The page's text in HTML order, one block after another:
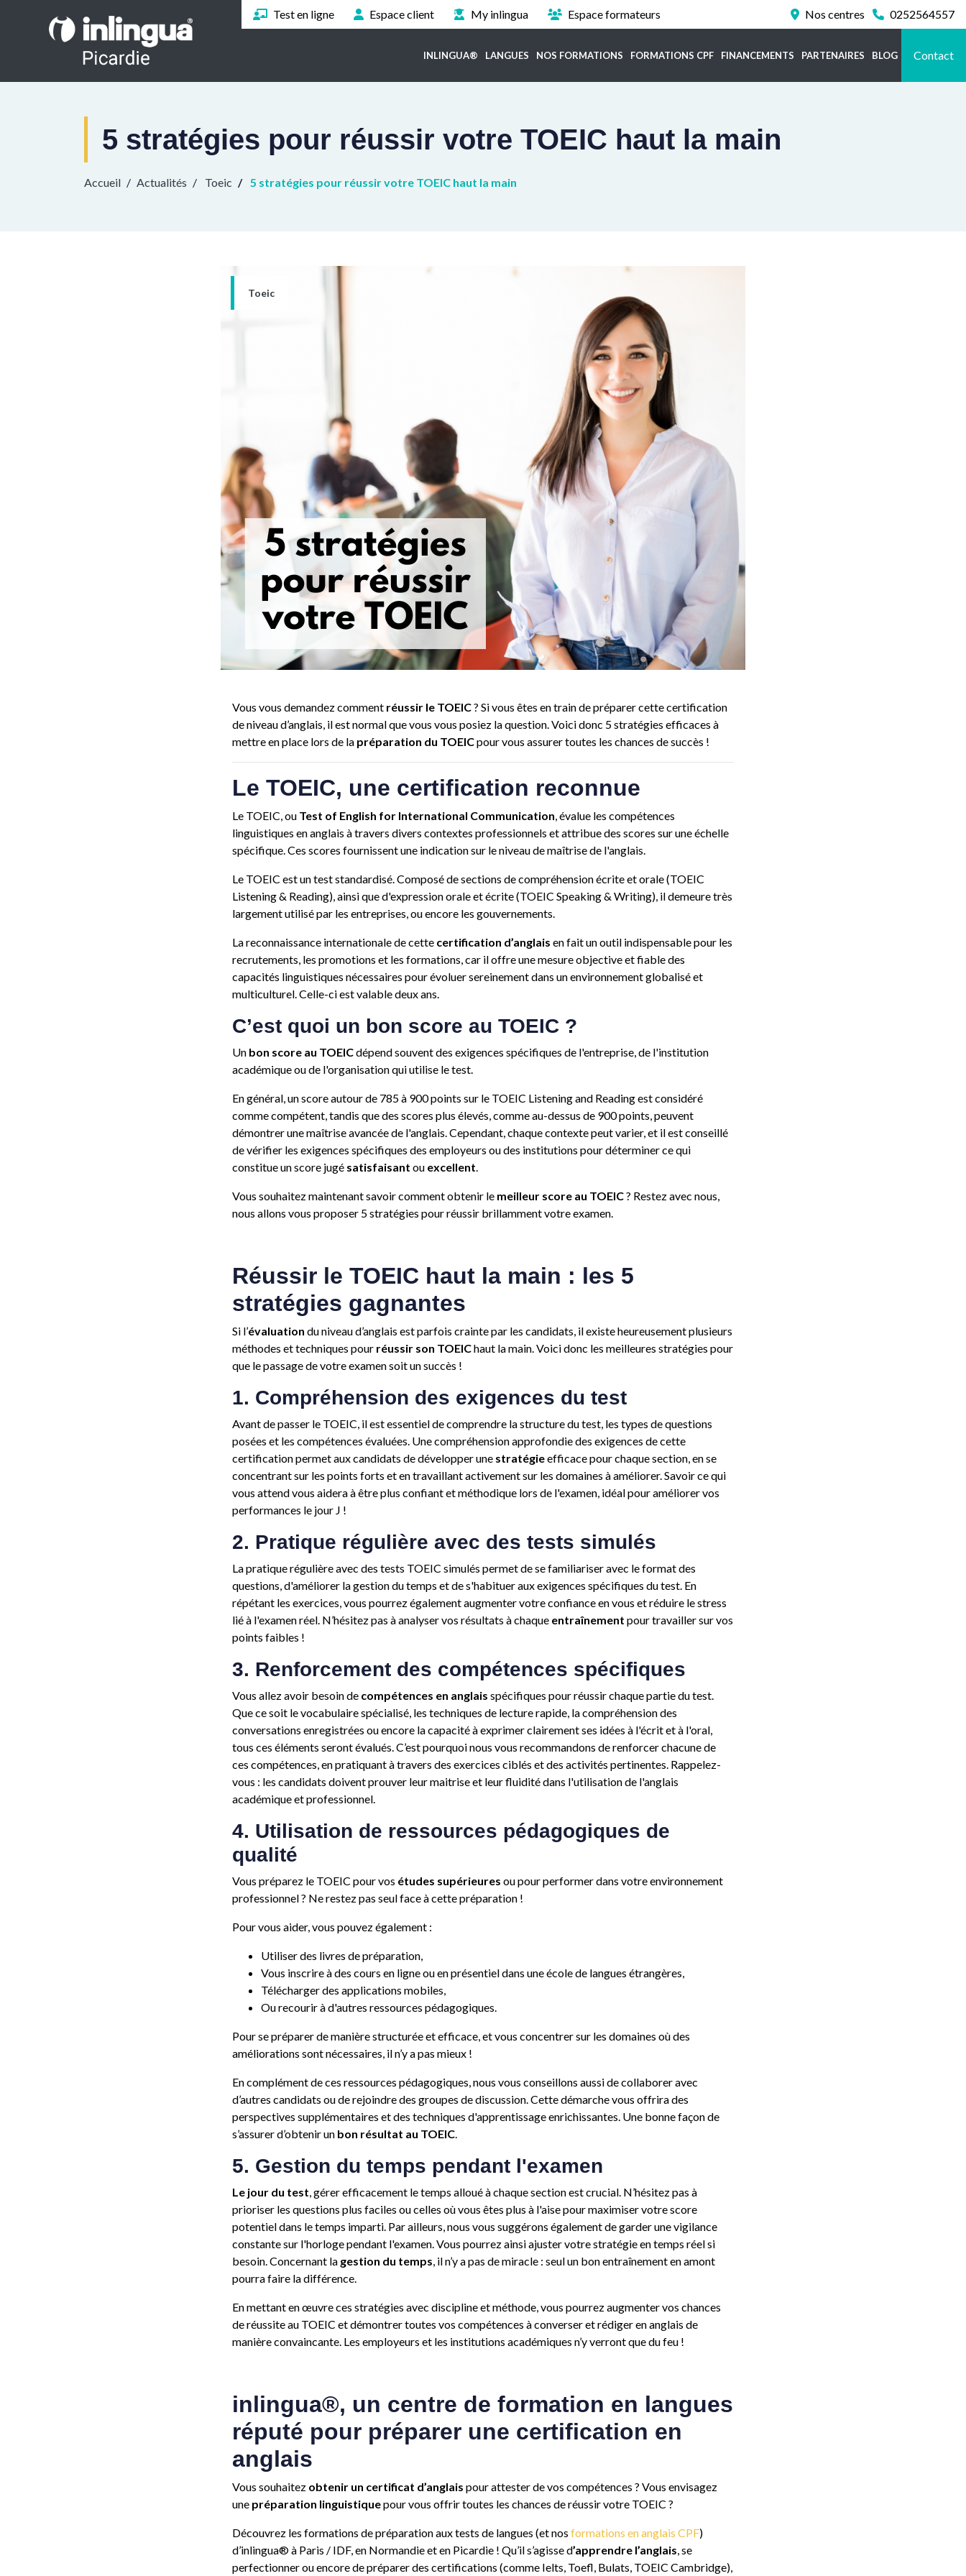
Test en ligne Espace client My inlingua Espace formateurs Nos centres 0252564557
INLINGUA® LANGUES NOS FORMATIONS FORMATIONS CPF FINANCEMENTS PARTENAIRES BLOG Contact
5 stratégies pour réussir votre TOEIC haut la main
Accueil Actualités Toeic 5 stratégies pour réussir votre TOEIC haut la main
Toeic
Vous vous demandez comment réussir le TOEIC? Si vous êtes en train de préparer cette certification
de niveau d’anglais, il est normal que vous vous posiez la question. Voici donc 5 stratégies efficaces à
mettre en place lors de la préparation du TOEICpour vous assurer toutes les chances de succès !
Le TOEIC, une certification reconnue
Le TOEIC, ou Test of English for International Communication, évalue les compétences
linguistiques en anglais à travers divers contextes professionnels et attribue des scores sur une échelle
spécifique. Ces scores fournissent une indication sur le niveau de maîtrise de l'anglais.
Le TOEIC est un test standardisé. Composé de sections de compréhension écrite et orale (TOEIC
Listening & Reading), ainsi que d'expression orale et écrite (TOEIC Speaking & Writing), il demeure très
largement utilisé par les entreprises, ou encore les gouvernements.
La reconnaissance internationale de cette certification d’anglais en fait un outil indispensable pour les
recrutements, les promotions et les formations, car il offre une mesure objective et fiable des
capacités linguistiques nécessaires pour évoluer sereinement dans un environnement globalisé et
multiculturel. Celle-ci est valable deux ans.
C’est quoi un bon score au TOEIC ?
Un bon score au TOEICdépend souvent des exigences spécifiques de l'entreprise, de l'institution
académique ou de l'organisation qui utilise le test.
En général, un score autour de 785 à 900 points sur le TOEIC Listening and Reading est considéré
comme compétent, tandis que des scores plus élevés, comme au-dessus de 900 points, peuvent
démontrer une maîtrise avancée de l'anglais. Cependant, chaque contexte peut varier, et il est conseillé
de vérifier les exigences spécifiques des employeurs ou des institutions pour déterminer ce qui
constitue un score jugé satisfaisant ou excellent.
Vous souhaitez maintenant savoir comment obtenir le meilleur score au TOEIC? Restez avec nous,
nous allons vous proposer 5 stratégies pour réussir brillamment votre examen.
Réussir le TOEIC haut la main : les 5
stratégies gagnantes
Si l’évaluation du niveau d’anglais est parfois crainte par les candidats, il existe heureusement plusieurs
méthodes et techniques pour réussir son TOEIChaut la main. Voici donc les meilleures stratégies pour
que le passage de votre examen soit un succès !
1. Compréhension des exigences du test
Avant de passer le TOEIC, il est essentiel de comprendre la structure du test, les types de questions
posées et les compétences évaluées. Une compréhension approfondie des exigences de cette
certification permet aux candidats de développer une stratégieefficace pour chaque section, en se
concentrant sur les points forts et en travaillant activement sur les domaines à améliorer. Savoir ce qui
vous attend vous aidera à être plus confiant et méthodique lors de l'examen, idéal pour améliorer vos
performances le jour J !
2. Pratique régulière avec des tests simulés
La pratique régulière avec des tests TOEIC simulés permet de se familiariser avec le format des
questions, d'améliorer la gestion du temps et de s'habituer aux exigences spécifiques du test. En
répétant les exercices, vous pourrez également augmenter votre confiance en vous et réduire le stress
lié à l'examen réel. N’hésitez pas à analyser vos résultats à chaque entraînement pour travailler sur vos
points faibles !
3. Renforcement des compétences spécifiques
Vous allez avoir besoin de compétences en anglais spécifiques pour réussir chaque partie du test.
Que ce soit le vocabulaire spécialisé, les techniques de lecture rapide, la compréhension des
conversations enregistrées ou encore la capacité à exprimer clairement ses idées à l'écrit et à l'oral,
tous ces éléments seront évalués. C’est pourquoi nous vous recommandons de renforcer chacune de
ces compétences, en pratiquant à travers des exercices ciblés et des activités pertinentes. Rappelez-
vous : les candidats doivent prouver leur maitrise et leur fluidité dans l'utilisation de l'anglais
académique et professionnel.
4. Utilisation de ressources pédagogiques de
qualité
Vous préparez le TOEIC pour vos études supérieures ou pour performer dans votre environnement
professionnel ? Ne restez pas seul face à cette préparation !
Pour vous aider, vous pouvez également :
Utiliser des livres de préparation,
Vous inscrire à des cours en ligne ou en présentiel dans une école de langues étrangères,
Télécharger des applications mobiles,
Ou recourir à d'autres ressources pédagogiques.
Pour se préparer de manière structurée et efficace, et vous concentrer sur les domaines où des
améliorations sont nécessaires, il n’y a pas mieux !
En complément de ces ressources pédagogiques, nous vous conseillons aussi de collaborer avec
d’autres candidats ou de rejoindre des groupes de discussion. Cette démarche vous offrira des
perspectives supplémentaires et des techniques d'apprentissage enrichissantes. Une bonne façon de
s’assurer d’obtenir un bon résultat au TOEIC.
5. Gestion du temps pendant l'examen
Le jour du test, gérer efficacement le temps alloué à chaque section est crucial. N’hésitez pas à
prioriser les questions plus faciles ou celles où vous êtes plus à l'aise pour maximiser votre score
potentiel dans le temps imparti. Par ailleurs, nous vous suggérons également de garder une vigilance
constante sur l'horloge pendant l'examen. Vous pourrez ainsi ajuster votre stratégie en temps réel si
besoin. Concernant la gestion du temps, il n’y a pas de miracle : seul un bon entraînement en amont
pourra faire la différence.
En mettant en œuvre ces stratégies avec discipline et méthode, vous pourrez augmenter vos chances
de réussite au TOEIC et démontrer toutes vos compétences à converser et rédiger en anglais de
manière convaincante. Les employeurs et les institutions académiques n’y verront que du feu !
inlingua®, un centre de formation en langues
réputé pour préparer une certification en
anglais
Vous souhaitez obtenir un certificat d’anglais pour attester de vos compétences ? Vous envisagez
une préparation linguistiquepour vous offrir toutes les chances de réussir votre TOEIC ?
Découvrez les formations de préparation aux tests de langues (et nos formations en anglais CPF)
d’inlingua® à Paris / IDF, en Normandie et en Picardie ! Qu’il s’agisse d’apprendre l’anglais, se
perfectionner ou encore de préparer des certifications (comme Ielts, Toefl, Bulats, TOEIC Cambridge),